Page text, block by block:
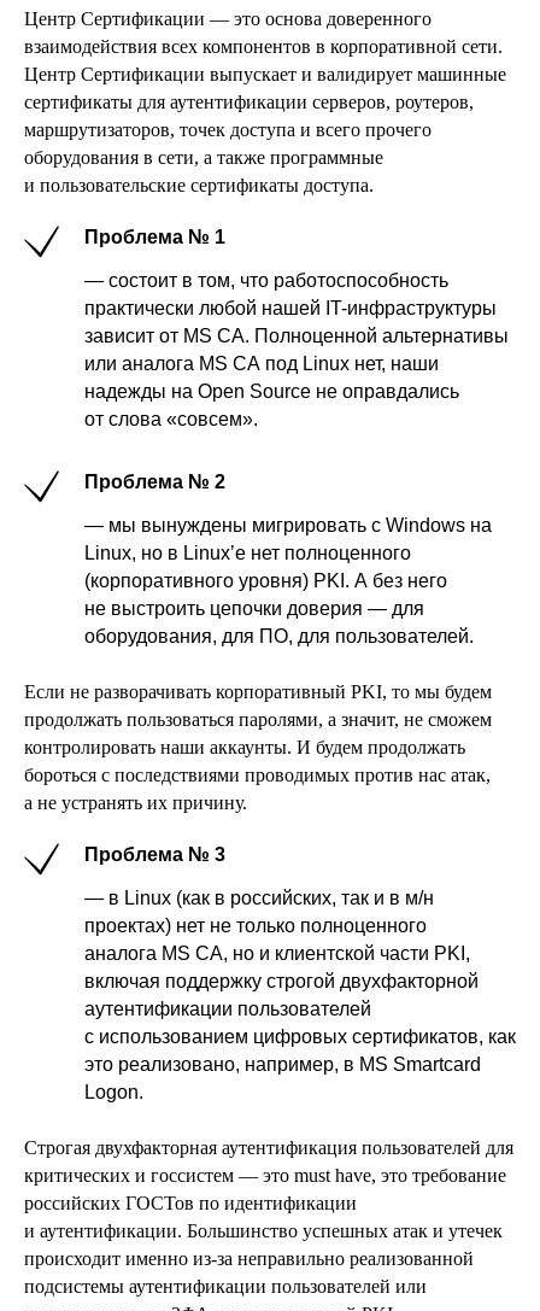
Центр Сертификации — это основа доверенного
взаимодействия всех компонентов в корпоративной сети.
Центр Сертификации выпускает и валидирует машинные
сертификаты для аутентификации серверов, роутеров,
маршрутизаторов, точек доступа и всего прочего
оборудования в сети, а также программные
и пользовательские сертификаты доступа.
Проблема № 1
— состоит в том, что работоспособность
практически любой нашей IT-инфраструктуры
зависит от MS CA. Полноценной альтернативы
или аналога MS CA под Linux нет, наши
надежды на Open Source не оправдались
от слова «совсем».
Проблема № 2
— мы вынуждены мигрировать с Windows на
Linux, но в Linux’е нет полноценного
(корпоративного уровня) PKI. А без него
не выстроить цепочки доверия — для
оборудования, для ПО, для пользователей.
Если не разворачивать корпоративный PKI, то мы будем
продолжать пользоваться паролями, а значит, не сможем
контролировать наши аккаунты. И будем продолжать
бороться с последствиями проводимых против нас атак,
а не устранять их причину.
Проблема № 3
— в Linux (как в российских, так и в м/н
проектах) нет не только полноценного
аналога MS CA, но и клиентской части PKI,
включая поддержку строгой двухфакторной
аутентификации пользователей
с использованием цифровых сертификатов, как
это реализовано, например, в MS Smartcard
Logon.
Строгая двухфакторная аутентификация пользователей для
критических и госсистем — это must have, это требование
российских ГОСТов по идентификации
и аутентификации. Большинство успешных атак и утечек
происходит именно из-за неправильно реализованной
подсистемы аутентификации пользователей или